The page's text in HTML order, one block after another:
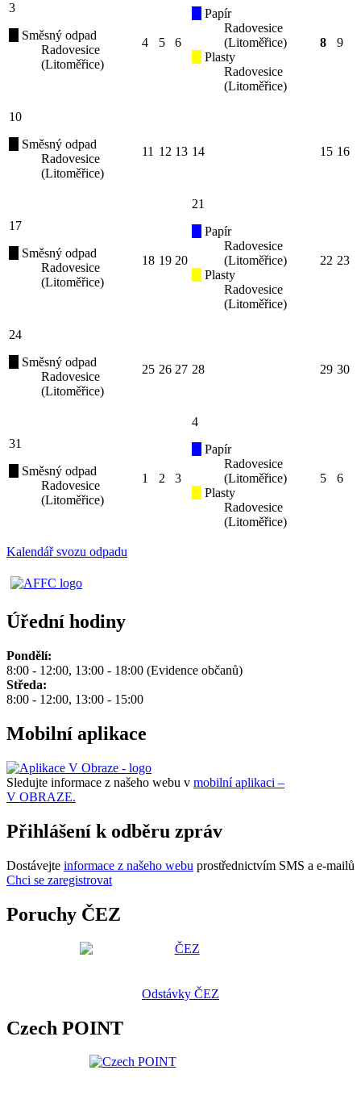
3
Směsný odpad
Radovesice
(Litoměřice)
4 5 6
Papír
Radovesice
(Litoměřice)
Plasty
Radovesice
(Litoměřice)
8 9
10
Směsný odpad
Radovesice
(Litoměřice)
11 12 13 14 15 16
17
Směsný odpad
Radovesice
(Litoměřice)
18 19 20
21
Papír
Radovesice
(Litoměřice)
Plasty
Radovesice
(Litoměřice)
22 23
24
Směsný odpad
Radovesice
(Litoměřice)
25 26 27 28 29 30
31
Směsný odpad
Radovesice
(Litoměřice)
1 2 3
4
Papír
Radovesice
(Litoměřice)
Plasty
Radovesice
(Litoměřice)
5 6
Kalendář svozu odpadu
Úřední hodiny
Pondělí:
8:00 - 12:00, 13:00 - 18:00 (Evidence občanů)
Středa:
8:00 - 12:00, 13:00 - 15:00
Mobilní aplikace
Sledujte informace z našeho webu v mobilní aplikaci –
V OBRAZE.
Přihlášení k odběru zpráv
Dostávejte informace z našeho webu prostřednictvím SMS a e-mailů
Chci se zaregistrovat
Poruchy ČEZ
Odstávky ČEZ
Czech POINT